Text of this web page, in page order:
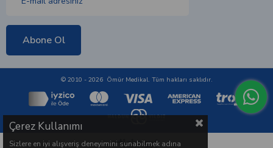
Abone Ol
© 2010 - 2026 Ömür Medikal. Tüm hakları saklıdır.
Çerez Kullanımı
Sizlere en iyi alışveriş deneyimini sunabilmek adına